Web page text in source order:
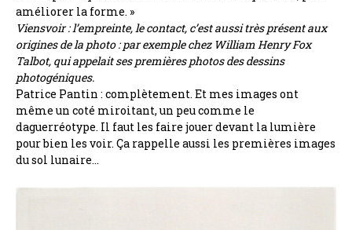
améliorer la forme. »
Viensvoir : l’empreinte, le contact, c’est aussi très présent aux
origines de la photo : par exemple chez William Henry Fox
Talbot, qui appelait ses premières photos des dessins
photogéniques.
Patrice Pantin : complètement. Et mes images ont
même un coté miroitant, un peu comme le
daguerréotype. Il faut les faire jouer devant la lumière
pour bien les voir. Ça rappelle aussi les premières images
du sol lunaire…